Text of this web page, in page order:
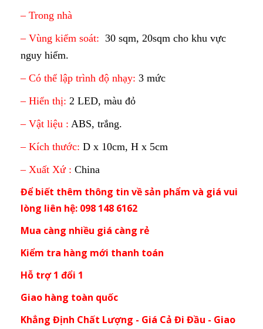
– Trong nhà
– Vùng kiểm soát: 30 sqm, 20sqm cho khu vực
nguy hiểm.
– Có thể lập trình độ nhạy: 3 mức
– Hiển thị: 2 LED, màu đỏ
– Vật liệu : ABS, trắng.
– Kích thước: D x 10cm, H x 5cm
– Xuất Xứ : China
Để biết thêm thông tin về sản phẩm và giá vui
lòng liên hệ: 098 148 6162
Mua càng nhiều giá càng rẻ
Kiểm tra hàng mới thanh toán
Hỗ trợ 1 đổi 1
Giao hàng toàn quốc
Khẳng Định Chất Lượng - Giá Cả Đi Đầu - Giao